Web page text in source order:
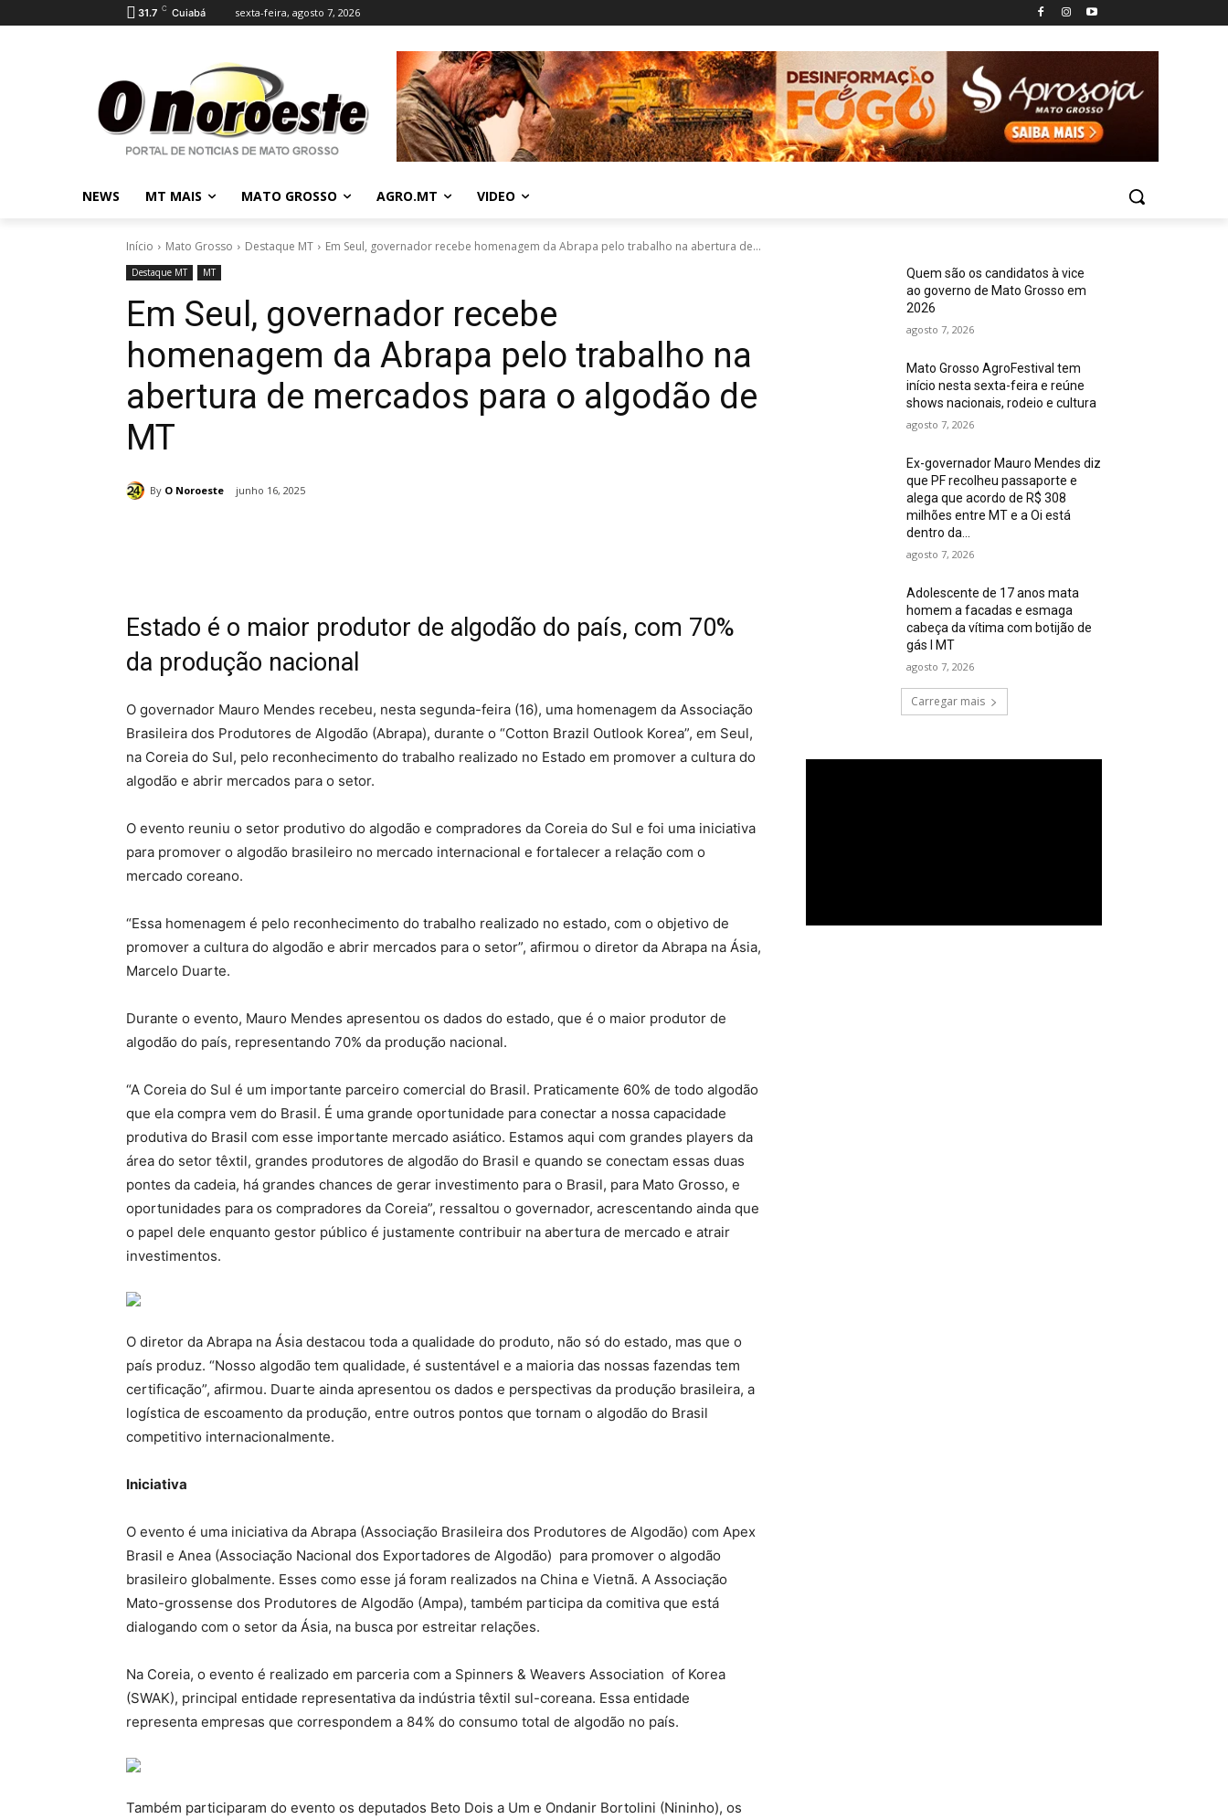
31.7 C Cuiabá sexta-feira, agosto 7, 2026
NEWS MT MAIS MATO GROSSO AGRO.MT VIDEO
Início Mato Grosso Destaque MT Em Seul, governador recebe homenagem da Abrapa pelo trabalho na abertura de...
Destaque MT MT
Em Seul, governador recebe
homenagem da Abrapa pelo trabalho na
abertura de mercados para o algodão de
MT
By O Noroeste junho 16, 2025
Estado é o maior produtor de algodão do país, com 70%
da produção nacional
O governador Mauro Mendes recebeu, nesta segunda-feira (16), uma homenagem da Associação
Brasileira dos Produtores de Algodão (Abrapa), durante o “Cotton Brazil Outlook Korea”, em Seul,
na Coreia do Sul, pelo reconhecimento do trabalho realizado no Estado em promover a cultura do
algodão e abrir mercados para o setor.
O evento reuniu o setor produtivo do algodão e compradores da Coreia do Sul e foi uma iniciativa
para promover o algodão brasileiro no mercado internacional e fortalecer a relação com o
mercado coreano.
“Essa homenagem é pelo reconhecimento do trabalho realizado no estado, com o objetivo de
promover a cultura do algodão e abrir mercados para o setor”, afirmou o diretor da Abrapa na Ásia,
Marcelo Duarte.
Durante o evento, Mauro Mendes apresentou os dados do estado, que é o maior produtor de
algodão do país, representando 70% da produção nacional.
“A Coreia do Sul é um importante parceiro comercial do Brasil. Praticamente 60% de todo algodão
que ela compra vem do Brasil. É uma grande oportunidade para conectar a nossa capacidade
produtiva do Brasil com esse importante mercado asiático. Estamos aqui com grandes players da
área do setor têxtil, grandes produtores de algodão do Brasil e quando se conectam essas duas
pontes da cadeia, há grandes chances de gerar investimento para o Brasil, para Mato Grosso, e
oportunidades para os compradores da Coreia”, ressaltou o governador, acrescentando ainda que
o papel dele enquanto gestor público é justamente contribuir na abertura de mercado e atrair
investimentos.
O diretor da Abrapa na Ásia destacou toda a qualidade do produto, não só do estado, mas que o
país produz. “Nosso algodão tem qualidade, é sustentável e a maioria das nossas fazendas tem
certificação”, afirmou. Duarte ainda apresentou os dados e perspectivas da produção brasileira, a
logística de escoamento da produção, entre outros pontos que tornam o algodão do Brasil
competitivo internacionalmente.
Iniciativa
O evento é uma iniciativa da Abrapa (Associação Brasileira dos Produtores de Algodão) com Apex
Brasil e Anea (Associação Nacional dos Exportadores de Algodão) para promover o algodão
brasileiro globalmente. Esses como esse já foram realizados na China e Vietnã. A Associação
Mato-grossense dos Produtores de Algodão (Ampa), também participa da comitiva que está
dialogando com o setor da Ásia, na busca por estreitar relações.
Na Coreia, o evento é realizado em parceria com a Spinners & Weavers Association of Korea
(SWAK), principal entidade representativa da indústria têxtil sul-coreana. Essa entidade
representa empresas que correspondem a 84% do consumo total de algodão no país.
Também participaram do evento os deputados Beto Dois a Um e Ondanir Bortolini (Nininho), os
Quem são os candidatos à vice
ao governo de Mato Grosso em
2026
agosto 7, 2026
Mato Grosso AgroFestival tem
início nesta sexta-feira e reúne
shows nacionais, rodeio e cultura
agosto 7, 2026
Ex-governador Mauro Mendes diz
que PF recolheu passaporte e
alega que acordo de R$ 308
milhões entre MT e a Oi está
dentro da...
agosto 7, 2026
Adolescente de 17 anos mata
homem a facadas e esmaga
cabeça da vítima com botijão de
gás I MT
agosto 7, 2026
Carregar mais